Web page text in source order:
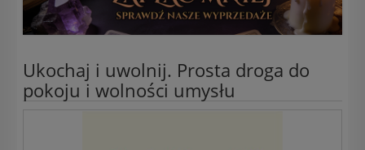
Ukochaj i uwolnij. Prosta droga do
pokoju i wolności umysłu